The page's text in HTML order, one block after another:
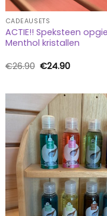
CADEAUSETS
ACTIE!! Speksteen
Menthol kristallen
€26.90 Oorspronkelijke
€24.90Huidige